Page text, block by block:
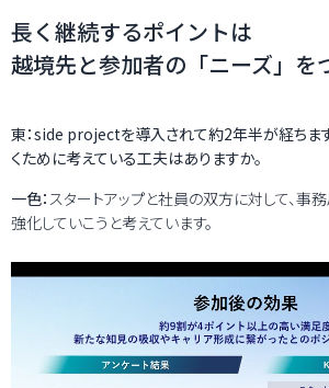
長く継続するポイントは
越境先と参加者の「ニーズ」を
東：side projectを導入されて約2年半が経ちま
くために考えている工夫はありますか。
一色： スタートアップと社員の双方に対して、事
強化していこうと考えています。